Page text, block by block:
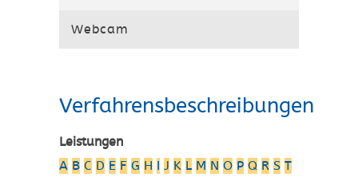
Webcam
Verfahrensbeschreibungen
Leistungen
A B C D E F G H I J K L M N O P Q R S T